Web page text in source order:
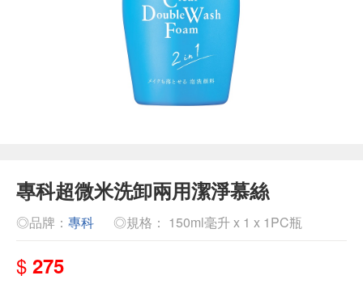
專科超微米洗卸兩用潔淨慕絲
◎品牌： 專科 ◎規格： 150ml毫升 x 1 x 1PC瓶
$ 275